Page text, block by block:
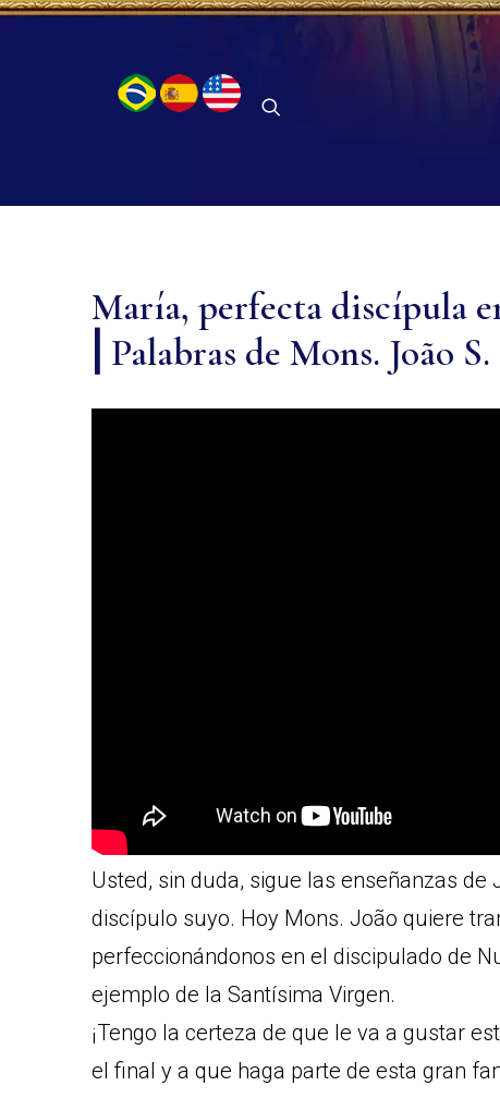
María, perfecta discípula
⎜Palabras de Mons. João
Usted, sin duda, sigue las enseñanzas
discípulo suyo. Hoy Mons. João quiere
perfeccionándonos en el discipulado de
ejemplo de la Santísima Virgen.
¡Tengo la certeza de que le va a gustar
el final y a que haga parte de esta gran